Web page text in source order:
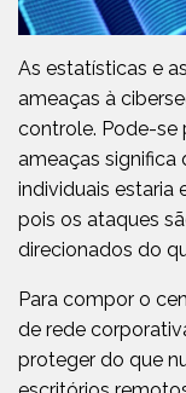
As estatísticas e
ameaças à
controle. Pode-se
ameaças significa
individuais estaria
pois os ataques
direcionados do
Para compor o
de rede
proteger do que